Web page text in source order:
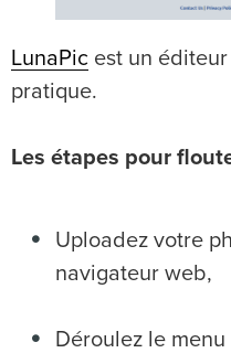
LunaPic est un
pratique.
Les étapes pour
Uploadez votre
navigateur web,
Déroulez le menu